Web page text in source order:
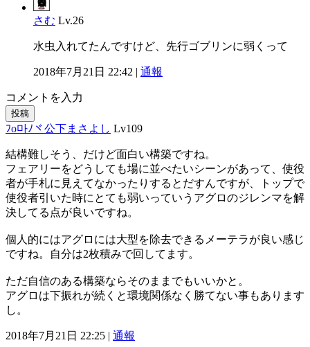
さむ Lv.26
水虫入れてたんですけど、先行ゴブリンに弱くって
2018年7月21日 22:42 | 通報
コメントを入力
投稿
ﾌo마ﾉヾ公下まさよし Lv109
結構難しそう、だけど面白い構築ですね。
フェアリーをどうしても場に並べたいシーンがあって、使役
者が手札に見えてなかったりするとだすんですが、トップで
使役者引いた時にとても弱いっていうアグロのジレンマを解
決してる点が良いですね。
個人的にはアグロには大型を除去できるメーテラが良い感じ
ですね。自分は2枚積みで回してます。
ただ自信のある構築ならそのままでもいいかと。
アグロは下振れが続くと環境関係なく勝てない事もあります
し。
2018年7月21日 22:25 | 通報